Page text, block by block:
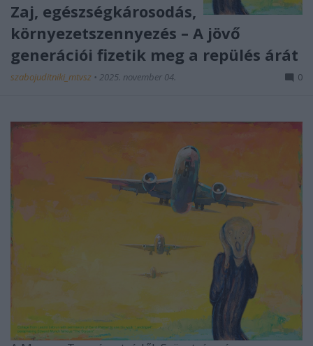
Zaj, egészségkárosodás,
környezetszennyezés – A jövő
generációi fizetik meg a repülés árát
szabojuditniki_mtvsz • 2025. november 04. 0